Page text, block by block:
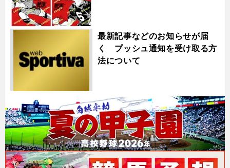
最新記事などのお知らせが届
く プッシュ通知を受け取る方
法について